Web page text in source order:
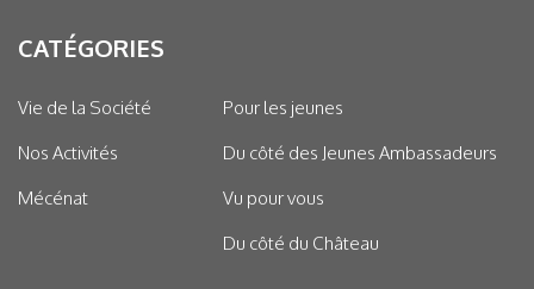
CATÉGORIES
Vie de la Société
Nos Activités
Mécénat
Pour les jeunes
Du côté des Jeunes Ambassadeurs
Vu pour vous
Du côté du Château